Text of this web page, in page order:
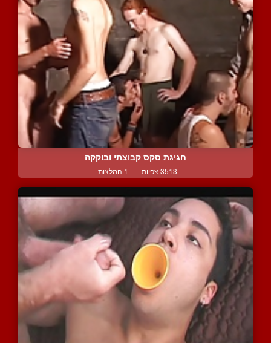
חגיגת סקס קבוצתי ובוקקה
3513 צפיות | 1 המלצות